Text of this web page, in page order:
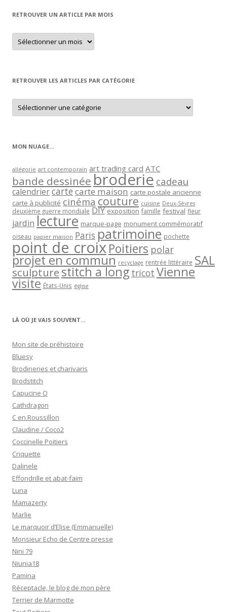
RETROUVER UN ARTICLE PAR MOIS
Retrouver
un
article
RETROUVER LES ARTICLES PAR CATÉGORIE
Retrouver
les
articles
MON NUAGE…
allégorie art contemporain art trading card ATC
bande dessinée broderie cadeau
calendriercartecarte maison carte postale ancienne
carte à publicité cinéma couture cuisine Deux-Sèvres
deuxième guerre mondiale DIY exposition famille festival fleur
jardin lecture marque-page monument commémoratif
oiseau papier maison Paris patrimoine pochette
point de croixPoitiers polar
projet en commun recyclage rentrée littéraire SAL
sculpturestitch a long tricot Vienne
visite États-Unis église
LÀ OÙ JE VAIS SOUVENT…
Mon site de préhistoire
Bluesy
Brodineries et charivaris
Brodstitch
Capucine O
Cathdragon
C en Roussillon
Claudine / Coco2
Coccinelle Poitiers
Criquette
Dalinele
Effondrille et abat-faim
Luna
Mamazerty
Marlie
Le marquoir d’Elise (Emmanuelle)
Monsieur Echo de Centre presse
Nini 79
Niunia18
Pamina
Réceptacle, le blog de mon père
Terrier de Marmotte